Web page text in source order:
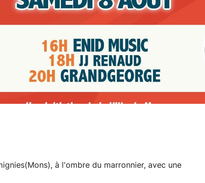
à l'ombre du marronnier, avec une